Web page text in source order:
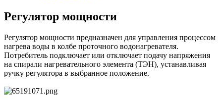
Регулятор мощности
Регулятор мощности предназначен для управления процессом
нагрева воды в колбе проточного водонагревателя.
Потребитель подключает или отключает подачу напряжения
на спирали нагревательного элемента (ТЭН), устанавливая
ручку регулятора в выбранное положение.